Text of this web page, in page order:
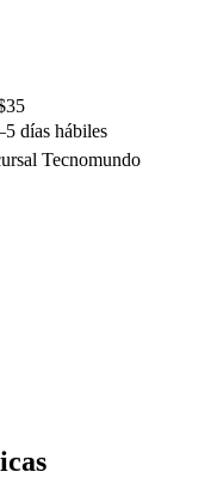
días hábiles
Tecnomundo